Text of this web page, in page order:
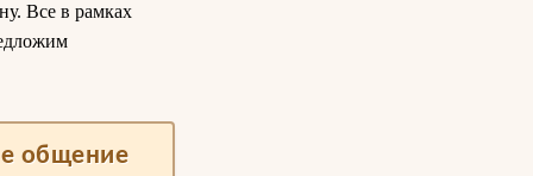
Все в рамках
общение